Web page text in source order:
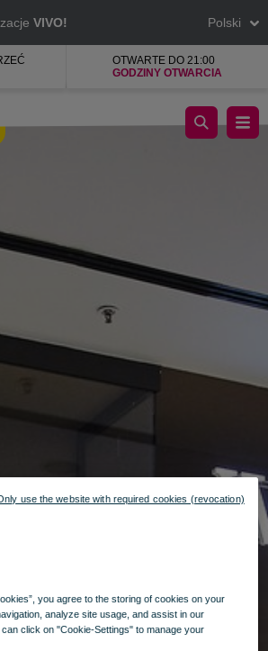
VIVO! Polski
OTWARTE DO 21:00
GODZINY OTWARCIA
kolczyki, naszyjniki
you agree to the storing of cookies on your
analyze site usage, and assist in our
click on "Cookie-Settings" to manage your
use the website with required cookies (revocation)